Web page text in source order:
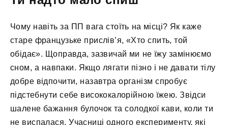
Чому навіть за ПП вага стоїть на місці? Як каже
старе французьке прислів’я, «Хто спить, той
обідає». Щоправда, зазвичай ми не їжу замінюємо
сном, а навпаки. Якщо лягати пізно і не давати тілу
добре відпочити, назавтра організм спробує
підстебнути себе висококалорійною їжею. Звідси
шалене бажання булочок та солодкої кави, коли ти
не виспалася. Учасниці одного експерименту, які